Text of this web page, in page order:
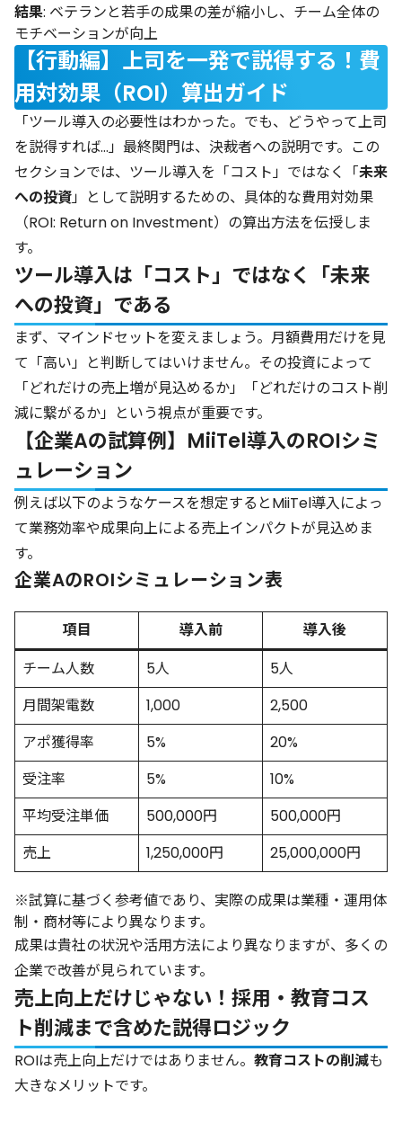
結果: ベテランと若手の成果の差が縮小し、チーム全体の
モチベーションが向上
【行動編】上司を一発で説得する！費
用対効果（ROI）算出ガイド
「ツール導入の必要性はわかった。でも、どうやって上司
を説得すれば…」最終関門は、決裁者への説明です。この
セクションでは、ツール導入を「コスト」ではなく「未来
への投資」として説明するための、具体的な費用対効果
（ROI: Return on Investment）の算出方法を伝授しま
す。
ツール導入は「コスト」ではなく「未来
への投資」である
まず、マインドセットを変えましょう。月額費用だけを見
て「高い」と判断してはいけません。その投資によって
「どれだけの売上増が見込めるか」「どれだけのコスト削
減に繋がるか」という視点が重要です。
【企業Aの試算例】MiiTel導入のROIシミ
ュレーション
例えば以下のようなケースを想定するとMiiTel導入によっ
て業務効率や成果向上による売上インパクトが見込めま
す。
企業AのROIシミュレーション表
項目 導入前
導入後
チーム人数
5人
5人
月間架電数
1,000
2,500
アポ獲得率
5%
20%
受注率
5%
10%
平均受注単価
500,000円
500,000円
売上
1,250,000円 25,000,000円
※試算に基づく参考値であり、実際の成果は業種・運用体
制・商材等により異なります。
成果は貴社の状況や活用方法により異なりますが、多くの
企業で改善が見られています。
売上向上だけじゃない！採用・教育コス
ト削減まで含めた説得ロジック
ROIは売上向上だけではありません。 教育コストの削減も
大きなメリットです。